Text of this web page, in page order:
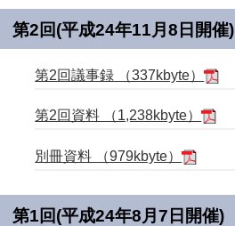
第2回(平成24年11月8日開催)
第2回議事録 （337kbyte）
第2回資料 （1,238kbyte）
別冊資料 （979kbyte）
第1回(平成24年8月7日開催)